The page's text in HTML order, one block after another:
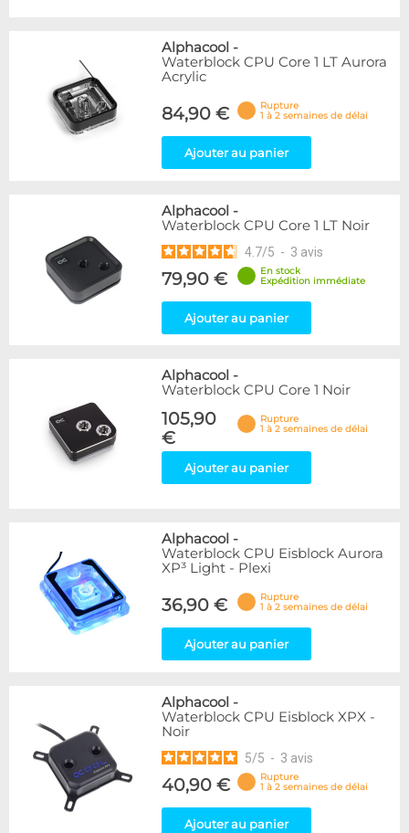
Alphacool -
Waterblock CPU Core 1 LT Aurora
Acrylic
84,90 €
Rupture
1 à 2 semaines de délai
Ajouter au panier
Alphacool -
Waterblock CPU Core 1 LT Noir
4.7/5 - 3 avis
79,90 €
En stock
Expédition immédiate
Ajouter au panier
Alphacool -
Waterblock CPU Core 1 Noir
105,90
€
Rupture
1 à 2 semaines de délai
Ajouter au panier
Alphacool -
Waterblock CPU Eisblock Aurora
XP³ Light - Plexi
36,90 €
Rupture
1 à 2 semaines de délai
Ajouter au panier
Alphacool -
Waterblock CPU Eisblock XPX -
Noir
5/5 - 3 avis
40,90 €
Rupture
1 à 2 semaines de délai
Ajouter au panier